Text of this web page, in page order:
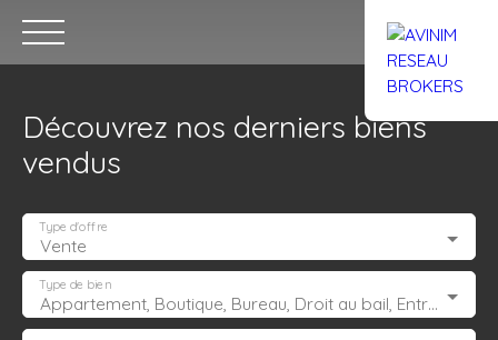
Accueil Acheter Trouver un
Découvrez nos derniers biens
vendus
Vente
Type d'offre
Appartement, Boutique, Bureau, Droit au bail, Entrepôt, Fonds de commerce, Hôtel, hébergement, Immeuble, Immobilier Pro, Local commercial, Local professionnel, Local industriel, Magasin, boutique, Terrain Industriel, Terrain Constructible, Transmission d'entreprise
Type de bien